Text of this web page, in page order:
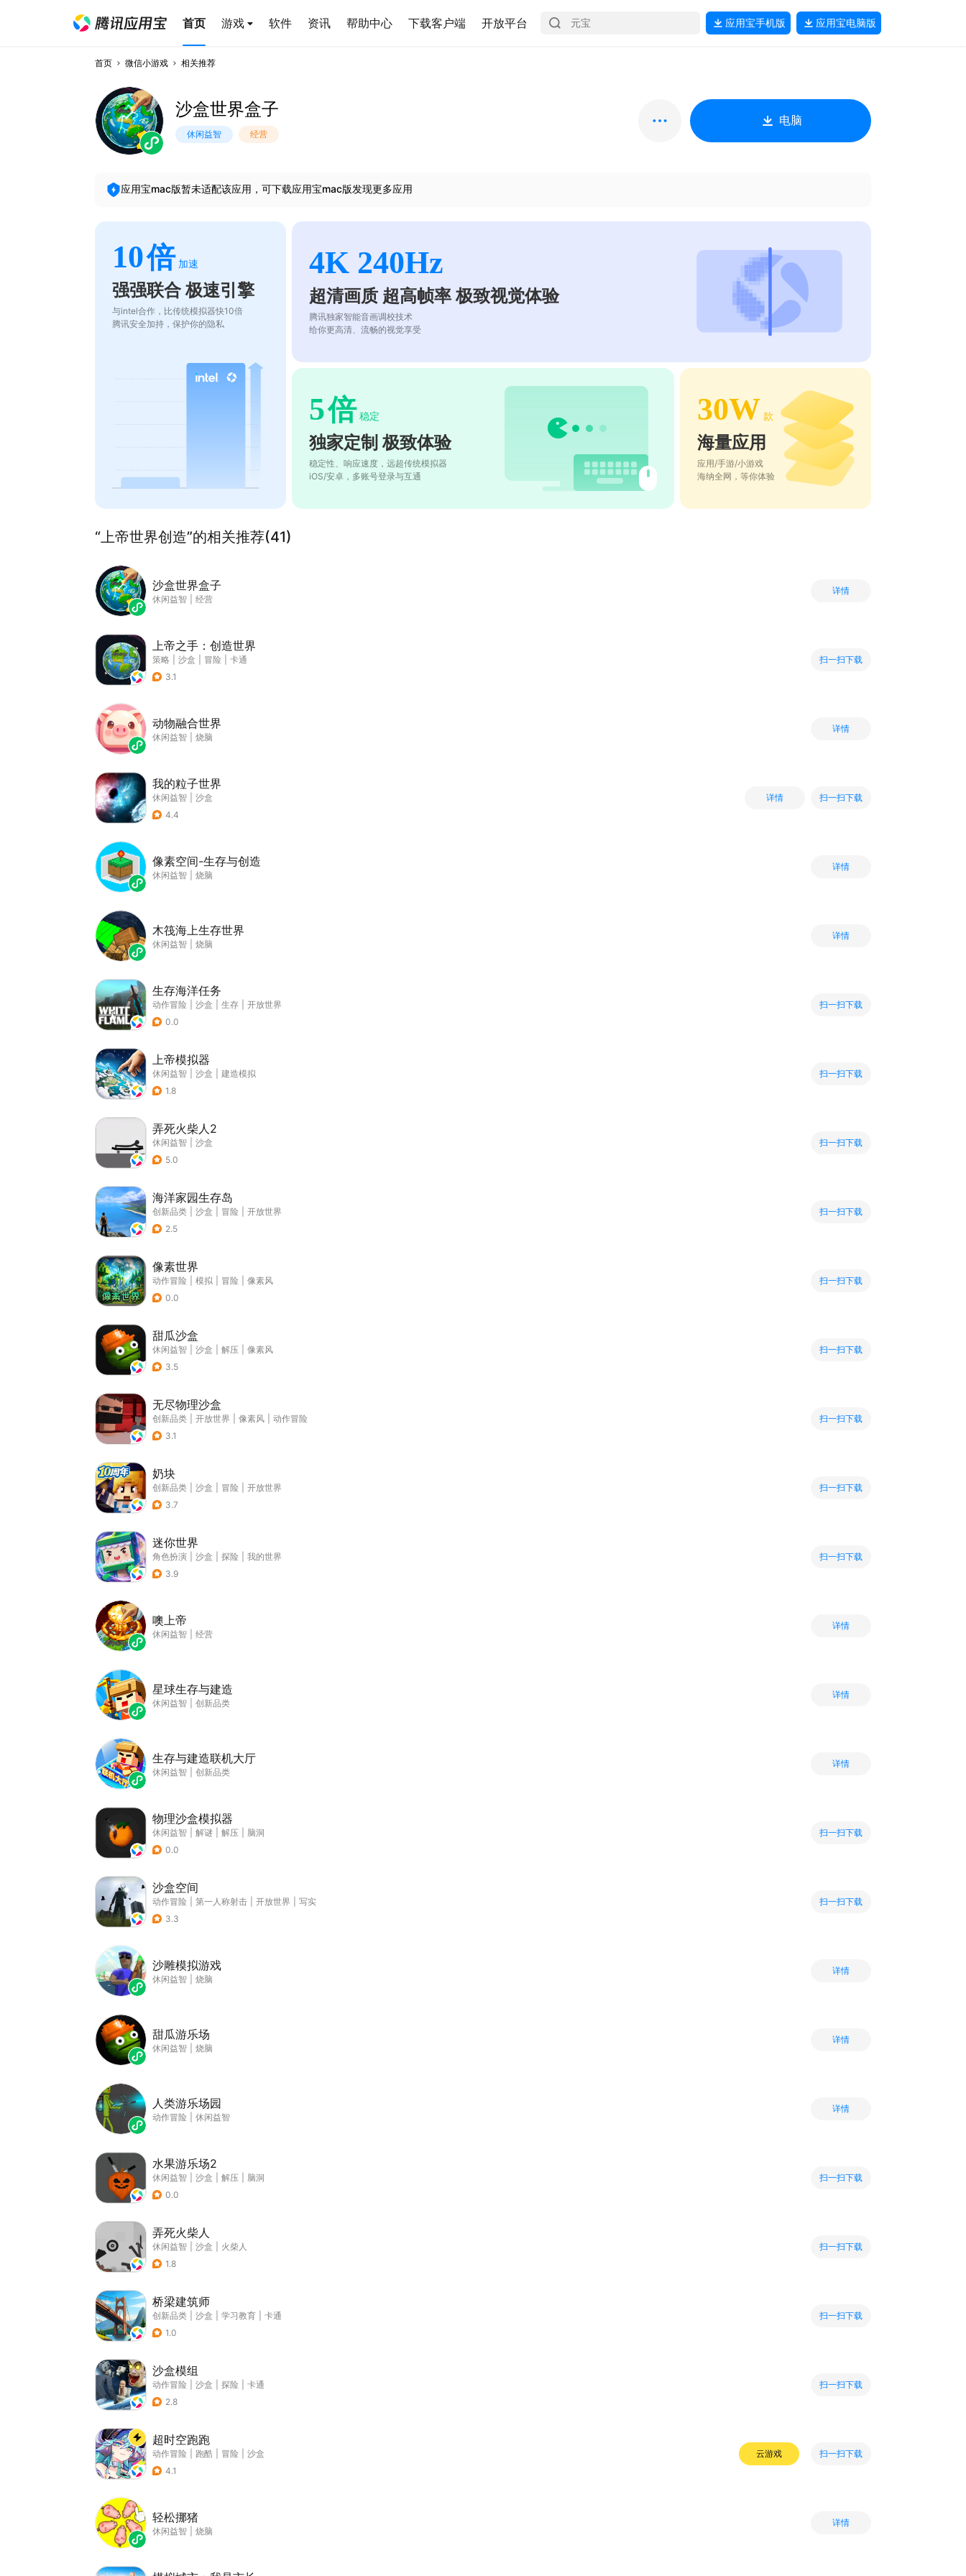
首页 游戏 软件 资讯 帮助中心 下载客户端 开放平台 应用宝手机版 应用宝电脑版
首页 微信小游戏 相关推荐
沙盒世界盒子
休闲益智 经营
电脑
应用宝mac版暂未适配该应用，可下载应用宝mac版发现更多应用
10倍 加速
强强联合 极速引擎
与intel合作，比传统模拟器快10倍
腾讯安全加持，保护你的隐私
4K 240Hz
超清画质 超高帧率 极致视觉体验
腾讯独家智能音画调校技术
给你更高清、流畅的视觉享受
5倍 稳定
独家定制 极致体验
稳定性、响应速度，远超传统模拟器
iOS/安卓，多账号登录与互通
30W 款
海量应用
应用/手游/小游戏
海纳全网，等你体验
“上帝世界创造”的相关推荐(41)
沙盒世界盒子
休闲益智 经营
详情
上帝之手：创造世界
策略 沙盒 冒险
卡通
3.1
扫一扫下载
动物融合世界
休闲益智 烧脑
详情
我的粒子世界
休闲益智
沙盒
4.4
详情 扫一扫下载
像素空间-生存与创造
休闲益智 烧脑
详情
木筏海上生存世界
休闲益智 烧脑
详情
生存海洋任务
动作冒险 沙盒 生存
开放世界
0.0
扫一扫下载
上帝模拟器
休闲益智 沙盒
建造模拟
1.8
扫一扫下载
弄死火柴人2
休闲益智
沙盒
5.0
扫一扫下载
海洋家园生存岛
创新品类 沙盒 冒险
开放世界
2.5
扫一扫下载
像素世界
动作冒险 模拟 冒险
像素风
0.0
扫一扫下载
甜瓜沙盒
休闲益智 沙盒 解压
像素风
3.5
扫一扫下载
无尽物理沙盒
创新品类 开放世界 像素风
动作冒险
3.1
扫一扫下载
奶块
创新品类 沙盒 冒险
开放世界
3.7
扫一扫下载
迷你世界
角色扮演 沙盒 探险
我的世界
3.9
扫一扫下载
噢上帝
休闲益智 经营
详情
星球生存与建造
休闲益智 创新品类
详情
生存与建造联机大厅
休闲益智 创新品类
详情
物理沙盒模拟器
休闲益智 解谜 解压
脑洞
0.0
扫一扫下载
沙盒空间
动作冒险 第一人称射击 开放世界
写实
3.3
扫一扫下载
沙雕模拟游戏
休闲益智 烧脑
详情
甜瓜游乐场
休闲益智 烧脑
详情
人类游乐场园
动作冒险 休闲益智
详情
水果游乐场2
休闲益智 沙盒 解压
脑洞
0.0
扫一扫下载
弄死火柴人
休闲益智 沙盒
火柴人
1.8
扫一扫下载
桥梁建筑师
创新品类 沙盒 学习教育
卡通
1.0
扫一扫下载
沙盒模组
动作冒险 沙盒 探险
卡通
2.8
扫一扫下载
超时空跑跑
动作冒险 跑酷 冒险
沙盒
4.1
云游戏 扫一扫下载
轻松挪猪
休闲益智 烧脑
详情